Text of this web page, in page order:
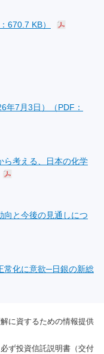
670.7 KB）
年7月3日）（PDF：
ら考える、日本の化学
向と今後の見通しにつ
常化に意欲─日銀の新総
に資するための情報提供
ず投資信託説明書（交付